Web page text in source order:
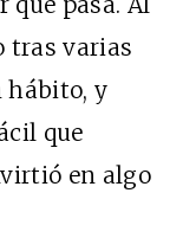
tras varias
hábito, y
que
en algo